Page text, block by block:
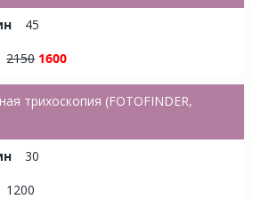
45
2150 1600
трихоскопия (FOTOFINDER,
30
1200